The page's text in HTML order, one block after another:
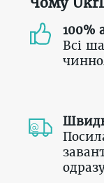
100%
Всі